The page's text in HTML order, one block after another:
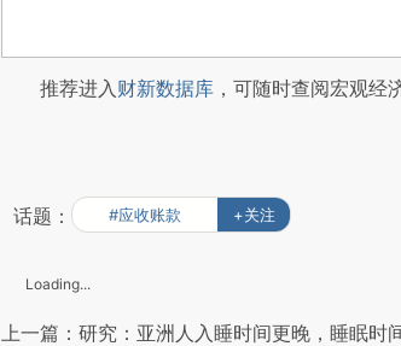
推荐进入财新数据库 ，可随时查阅宏观经
话题： #应收账款 +关注
Loading...
上一篇：研究：亚洲人入睡时间更晚，睡眠时